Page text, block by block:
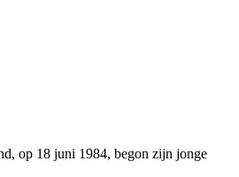
op 18 juni 1984, begon zijn jonge